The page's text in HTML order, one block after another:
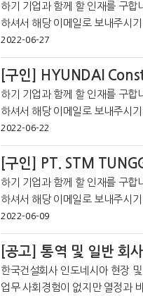
하기 기업과 함께 할 인재를 구합
하셔서 해당 이메일로 보내주시기 바랍니다. *코트라 자카르
라인 커뮤니티를 통해 더 많은
2022-06-27
[구인] HYUNDAI
하기 기업과 함께 할 인재를 구합
하셔서 해당 이메일로 보내주시기 바랍니다. *코트라 자카르타
인 커뮤니티를 통해 더 많은 취
2022-06-22
[구인] PT. STM
하기 기업과 함께 할 인재를 구합
하셔서 해당 이메일로 보내주시기 바랍니다. *코트라 자카르
2022-06-09
[공고] 통역 및 일반 회
한국건설회사 인도네시아 현장 및 일반업무 근무지 : 찌까랑, 까라왕현장 급여 : 네고가